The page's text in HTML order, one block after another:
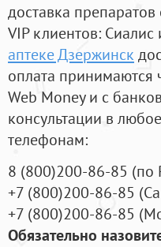
доставка
VIP клиентов:
аптеке Дзержинск
оплата принимаются
Web Money и с
консультации в
телефонам:
8 (800)200-86-85 (по
+7 (800)200-86-85 (
+7 (800)200-86-85 (
Обязательно